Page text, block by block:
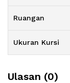
Ruangan
Ukuran Kursi
Ulasan (0)